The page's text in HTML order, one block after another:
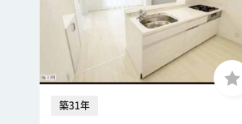
築31年